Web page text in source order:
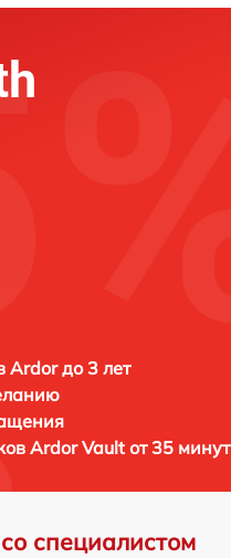
Ardor до 3 лет
Ardor Vault от 35 минут
специалистом